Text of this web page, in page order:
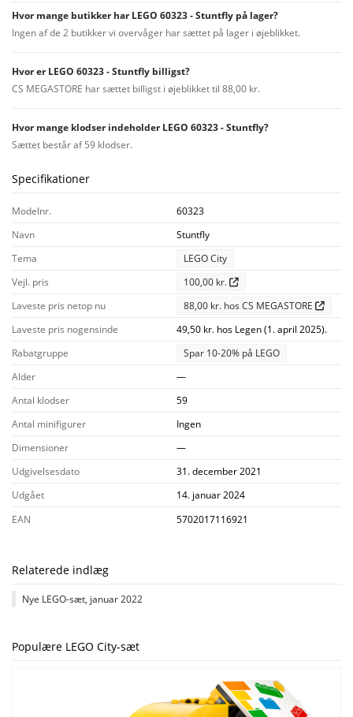
Hvor mange butikker har LEGO 60323 - Stuntfly på lager?
Ingen af de 2 butikker vi overvåger har sættet på lager i øjeblikket.
Hvor er LEGO 60323 - Stuntfly billigst?
CS MEGASTORE har sættet billigst i øjeblikket til 88,00 kr.
Hvor mange klodser indeholder LEGO 60323 - Stuntfly?
Sættet består af 59 klodser.
Specifikationer
Modelnr.
60323
Navn
Stuntfly
Tema
LEGO City
Vejl. pris
100,00 kr.
Laveste pris netop nu
88,00 kr. hos CS MEGASTORE
Laveste pris nogensinde
49,50 kr. hos Legen (1. april 2025).
Rabatgruppe
Spar 10-20% på LEGO
Alder
—
Antal klodser
59
Antal minifigurer
Ingen
Dimensioner
—
Udgivelsesdato
31. december 2021
Udgået
14. januar 2024
EAN
5702017116921
Relaterede indlæg
Nye LEGO-sæt, januar 2022
Populære LEGO City-sæt